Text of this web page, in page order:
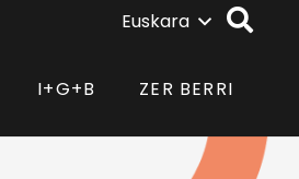
Euskara
I+G+B ZER BERRI